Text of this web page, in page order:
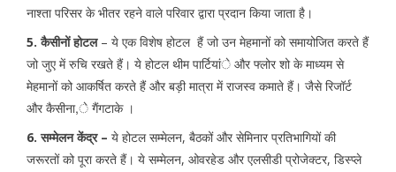
नाश्ता परिसर के भीतर रहने वाले परिवार द्वारा प्रदान किया जाता है।
5. कैसीनों होटल – ये एक विशेष होटल हैं जो उन मेहमानों को समायोजित करते हैं
जो जुए में रुचि रखते हैं। ये होटल थीम पार्टियांे और फ्लोर शो के माध्यम से
मेहमानों को आकर्षित करते हैं और बड़ी मात्रा में राजस्व कमाते हैं। जैसे रिजॉर्ट
और कैसीना,े गैंगटाके ।
6. सम्मेलन केंद्र – ये होटल सम्मेलन, बैठकों और सेमिनार प्रतिभागियों की
जरूरतों को पूरा करते हैं। ये सम्मेलन, ओवरहेड और एलसीडी प्रोजेक्टर, डिस्प्ले